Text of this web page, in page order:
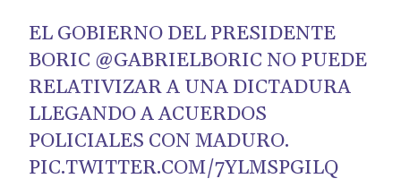
EL GOBIERNO DEL PRESIDENTE
BORIC @GABRIELBORIC NO PUEDE
RELATIVIZAR A UNA DICTADURA
LLEGANDO A ACUERDOS
POLICIALES CON MADURO.
PIC.TWITTER.COM/7YLMSPGILQ